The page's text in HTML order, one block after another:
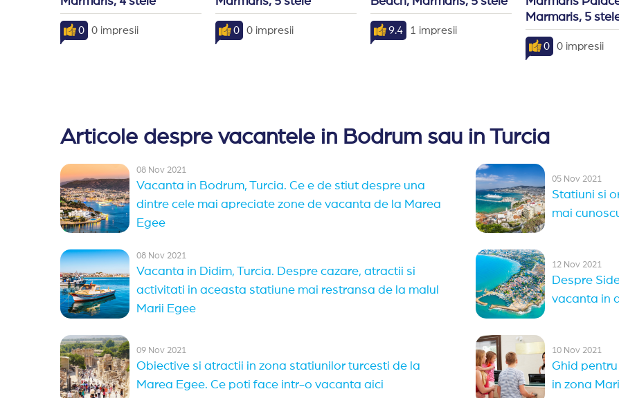
0 0 impresii 0 0 impresii 9.4 1 impresii
Marmaris, 5
0 0 impresii
Articole despre vacantele in Bodrum sau in Turcia
08 Nov 2021
Vacanta in Bodrum, Turcia. Ce e de stiut despre una
dintre cele mai apreciate zone de vacanta de la Marea
Egee
05 Nov 2021
Statiuni si
mai
08 Nov 2021
Vacanta in Didim, Turcia. Despre cazare, atractii si
activitati in aceasta statiune mai restransa de la malul
Marii Egee
12 Nov 2021
Despre
vacanta in
09 Nov 2021
Obiective si atractii in zona statiunilor turcesti de la
Marea Egee. Ce poti face intr-o vacanta aici
10 Nov 2021
Ghid
in zona